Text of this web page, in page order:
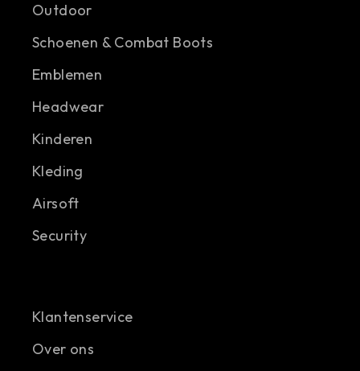
Outdoor
Schoenen & Combat Boots
Emblemen
Headwear
Kinderen
Kleding
Airsoft
Security
Klantenservice
Over ons